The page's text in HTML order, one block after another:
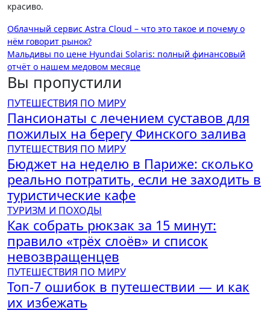
красиво.
Навигация
по
записям
Облачный сервис Astra Cloud – что это такое и почему о
нём говорит рынок?
Мальдивы по цене Hyundai Solaris: полный финансовый
отчёт о нашем медовом месяце
Вы пропустили
ПУТЕШЕСТВИЯ ПО МИРУ
Пансионаты с лечением суставов для
пожилых на берегу Финского залива
ПУТЕШЕСТВИЯ ПО МИРУ
Бюджет на неделю в Париже: сколько
реально потратить, если не заходить в
туристические кафе
ТУРИЗМ И ПОХОДЫ
Как собрать рюкзак за 15 минут:
правило «трёх слоёв» и список
невозвращенцев
ПУТЕШЕСТВИЯ ПО МИРУ
Топ-7 ошибок в путешествии — и как
их избежать